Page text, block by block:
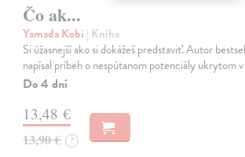
Čo ak...
Yamada Kobi | Kniha
Si úžasnejší ako si dokážeš predstaviť. Autor
napísal príbeh o nespútanom potenciály ukrytom v
Do 4 dní
13,48 €
13,90 € ?